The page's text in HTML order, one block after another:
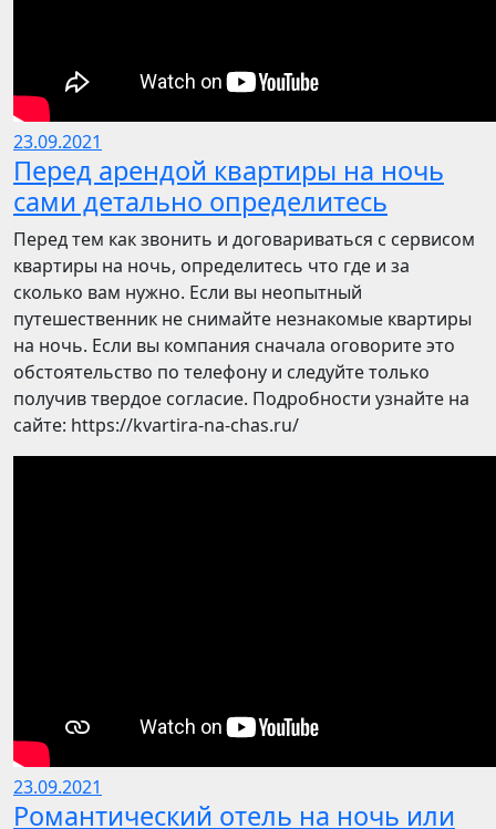
23.09.2021
Перед арендой квартиры на ночь
сами детально определитесь
Перед тем как звонить и договариваться с сервисом
квартиры на ночь, определитесь что где и за
сколько вам нужно. Если вы неопытный
путешественник не снимайте незнакомые квартиры
на ночь. Если вы компания сначала оговорите это
обстоятельство по телефону и следуйте только
получив твердое согласие. Подробности узнайте на
сайте: https://kvartira-na-chas.ru/
23.09.2021
Романтический отель на ночь или